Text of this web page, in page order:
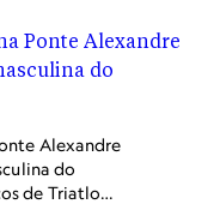
e o teto.
Alexandre
do
de Triatlo